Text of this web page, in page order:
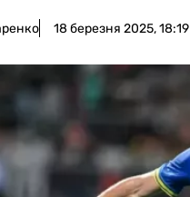
18 березня 2025, 18:19